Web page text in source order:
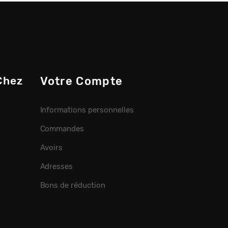
Votre Compte
Informations personnelles
Commandes
Avoirs
Adresses
Bons de réduction